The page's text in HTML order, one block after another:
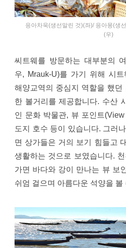
응아차욱(생선말린 것)(좌)/ 응아몽(생
(우)
씨트웨를 방문하는 대부분의
우, Mrauk-U)를 가기 위해 시트
해양교역의 중심지 역할을 했
한 볼거리를 제공합니다. 수산
인 문화 박물관, 뷰 포인트
도지 호수 등이 있습니다. 그러
면 상가들은 거의 보기 힘들고
생활하는 것으로 보였습니다.
가면 바다와 강이 만나는 뷰 보
쉬엄 걸으며 아름다운 석양을 볼